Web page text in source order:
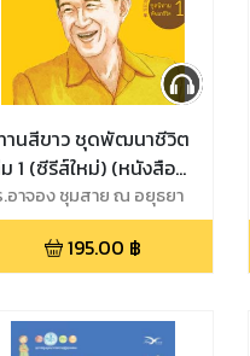
านสีขาว ชุดพัฒนาชีวิต
ม 1 (ซีรีส์ใหม่) (หนังสือ
ง)
อาจอง ชุมสาย ณ อยุธยา
195.00 ฿